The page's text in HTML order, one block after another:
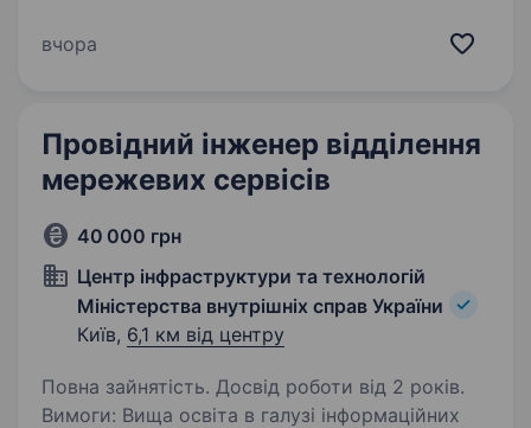
в силу нашої команди та забезпечуємо ліками
вчора
Провідний інженер відділення
мережевих сервісів
40 000 грн
Центр інфраструктури та технологій
Міністерства внутрішніх справ України
Київ, 6,1 км від центру
Повна зайнятість. Досвід роботи від 2 років.
Вимоги: Вища освіта в галузі інформаційних